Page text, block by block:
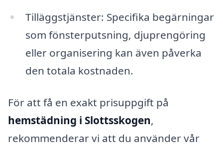
Tilläggstjänster: Specifika begärningar
som fönsterputsning, djuprengöring
eller organisering kan även påverka
den totala kostnaden.
För att få en exakt prisuppgift på
hemstädning i Slottsskogen,
rekommenderar vi att du använder vår